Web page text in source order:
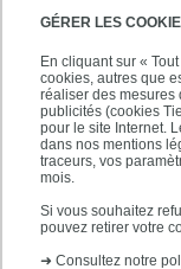
GÉRER LES
En cliquant sur «
cookies, autres que
réaliser des mesures
publicités (cookies
pour le site Internet.
dans nos mentions
traceurs, vos
mois.
Si vous souhaitez
pouvez retirer votre
➜ Consultez notre
ACCÈS
SUIVEZ-NOUS